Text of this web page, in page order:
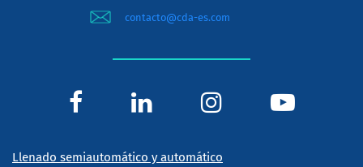
contacto@cda-es.com
Llenado semiautomático y automático